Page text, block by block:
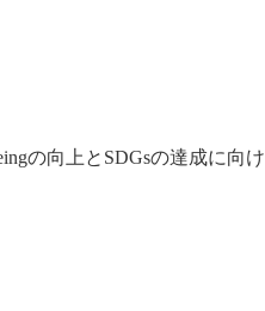
の向上とSDGsの達成に